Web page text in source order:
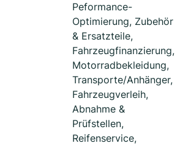
Peformance-
Optimierung, Zubehör
& Ersatzteile,
Fahrzeugfinanzierung,
Motorradbekleidung,
Transporte/Anhänger,
Fahrzeugverleih,
Abnahme &
Prüfstellen,
Reifenservice,